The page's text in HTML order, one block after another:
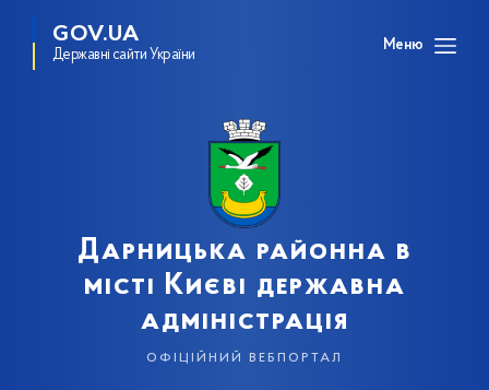
GOV.UA
Державні сайти України
Меню
Дарницька районна в
місті Києві державна
адміністрація
офіційний вебпортал